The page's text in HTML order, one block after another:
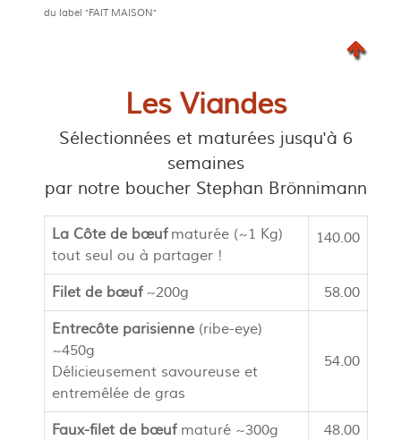
du label "FAIT MAISON"
Les Viandes
Sélectionnées et maturées jusqu'à 6
semaines
par notre boucher Stephan Brönnimann
La Côte de bœufmaturée (~1 Kg)
tout seul ou à partager !
140.00
Filet de bœuf~200g 58.00
Entrecôte parisienne (ribe-eye)
~450g
Délicieusement savoureuse et
entremêlée de gras
54.00
Faux-filet de bœuf maturé ~300g 48.00